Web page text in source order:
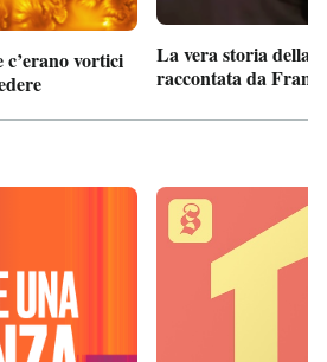
c’erano vortici
La vera storia della
raccontata da